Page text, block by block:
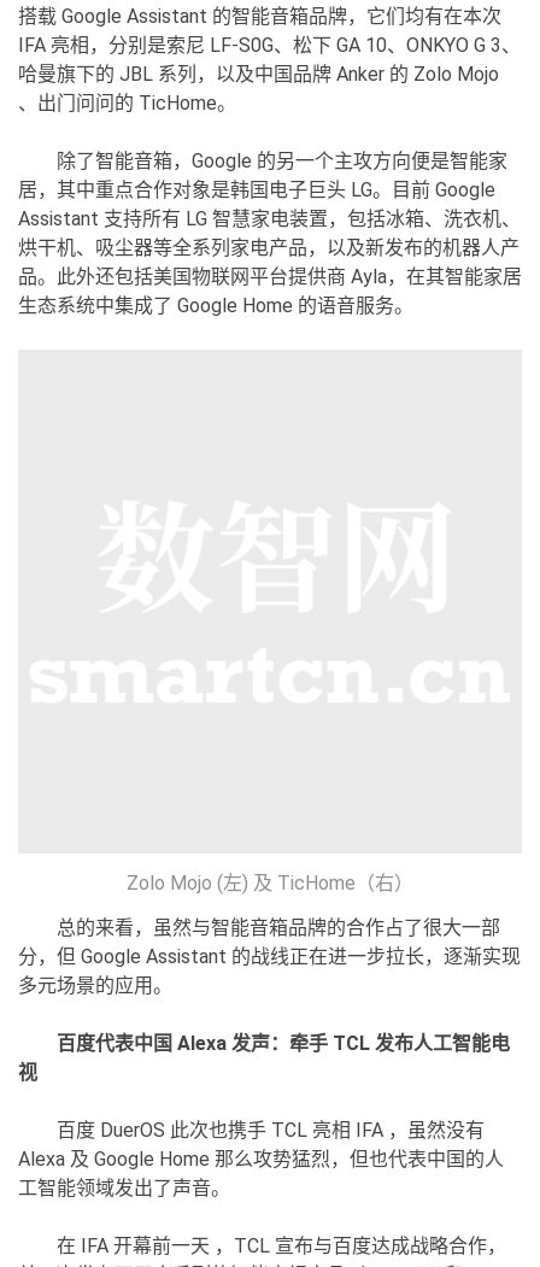
搭载 Google Assistant 的智能音箱品牌，它们均有在本次
IFA 亮相，分别是索尼 LF-S0G、松下 GA 10、ONKYO G 3、
哈曼旗下的 JBL 系列，以及中国品牌 Anker 的 Zolo Mojo
、出门问问的 TicHome。
除了智能音箱，Google 的另一个主攻方向便是智能家
居，其中重点合作对象是韩国电子巨头 LG。目前 Google
Assistant 支持所有 LG 智慧家电装置，包括冰箱、洗衣机、
烘干机、吸尘器等全系列家电产品，以及新发布的机器人产
品。此外还包括美国物联网平台提供商 Ayla，在其智能家居
生态系统中集成了 Google Home 的语音服务。
Zolo Mojo (左) 及 TicHome（右）
总的来看，虽然与智能音箱品牌的合作占了很大一部
分，但 Google Assistant 的战线正在进一步拉长，逐渐实现
多元场景的应用。
百度代表中国 Alexa 发声：牵手 TCL 发布人工智能电
视
百度 DuerOS 此次也携手 TCL 亮相 IFA ，虽然没有
Alexa 及 Google Home 那么攻势猛烈，但也代表中国的人
工智能领域发出了声音。
在 IFA 开幕前一天 ，TCL 宣布与百度达成战略合作，